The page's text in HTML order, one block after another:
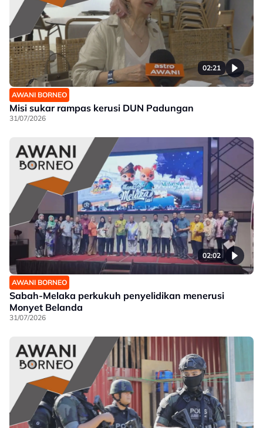
02:21
AWANI BORNEO
Misi sukar rampas kerusi DUN Padungan
31/07/2026
02:02
AWANI BORNEO
Sabah-Melaka perkukuh penyelidikan menerusi
Monyet Belanda
31/07/2026